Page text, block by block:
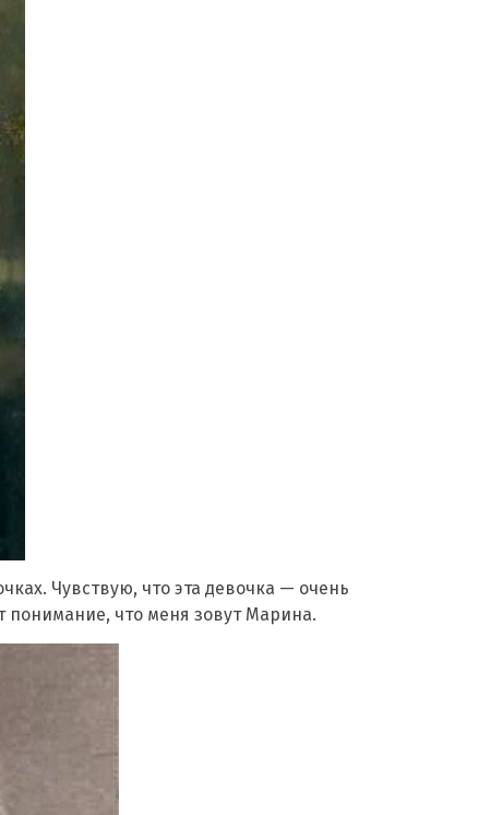
Чувствую, что эта девочка — очень
понимание, что меня зовут Марина.